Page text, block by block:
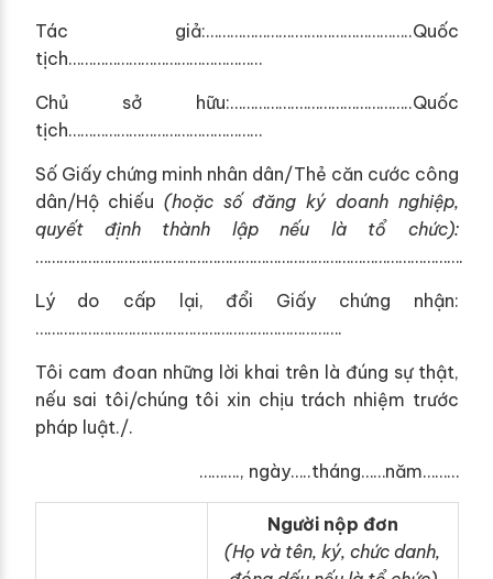
Tác giả:………………….………………………..Quốc
tịch…………………………………………
Chủ sở hữu:…………….………………………..Quốc
tịch…………………………………………
Số Giấy chứng minh nhân dân/Thẻ căn cước công
dân/Hộ chiếu (hoặc số đăng ký doanh nghiệp,
quyết định thành lập nếu là tổ chức):
…………………………………………………………………………………………….
Lý do cấp lại, đổi Giấy chứng nhận:
………………………………………………………………….
Tôi cam đoan những lời khai trên là đúng sự thật,
nếu sai tôi/chúng tôi xin chịu trách nhiệm trước
pháp luật./.
………., ngày…..tháng……năm………
Người nộp đơn
(Họ và tên, ký, chức danh,